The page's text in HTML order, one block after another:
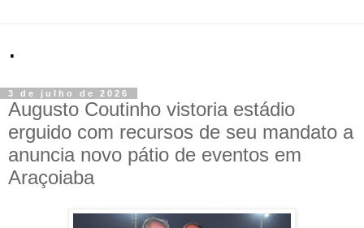
.
3 de julho de 2026
Augusto Coutinho vistoria estádio
erguido com recursos de seu mandato a
anuncia novo pátio de eventos em
Araçoiaba